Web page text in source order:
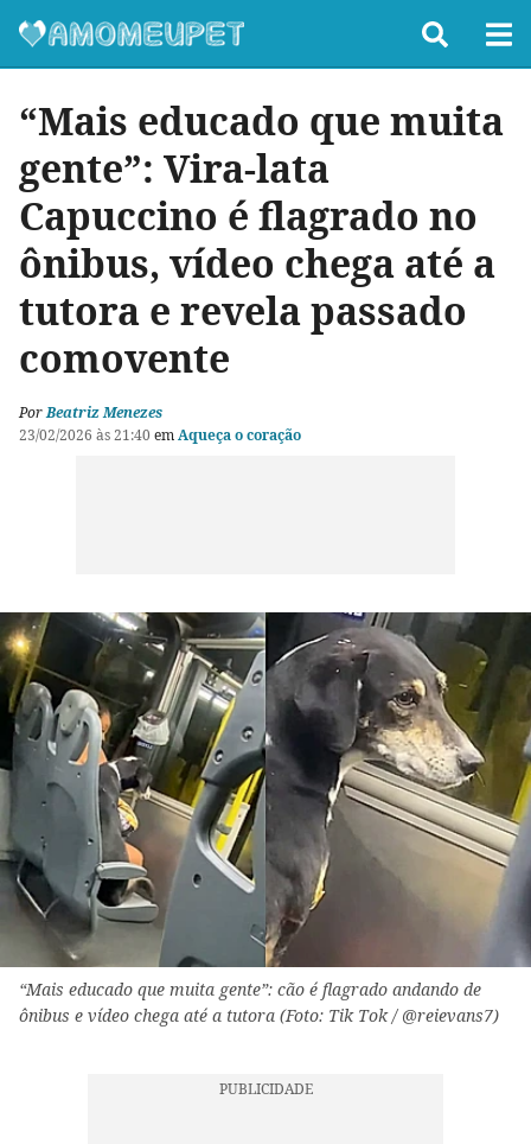
“Mais educado que muita
gente”: Vira-lata
Capuccino é flagrado no
ônibus, vídeo chega até a
tutora e revela passado
comovente
PorBeatriz Menezes
23/02/2026 às 21:40 emAqueça o coração
“Mais educado que muita gente”: cão é flagrado andando de
ônibus e vídeo chega até a tutora (Foto: Tik Tok / @reievans7)